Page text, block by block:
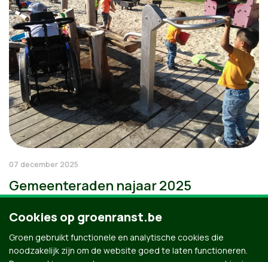
07 december 2025
Gemeenteraden najaar 2025
Cookies op groenranst.be
Groen gebruikt functionele en analytische cookies die
noodzakelijk zijn om de website goed te laten functioneren.